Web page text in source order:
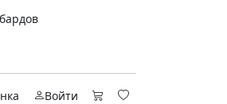
Войти